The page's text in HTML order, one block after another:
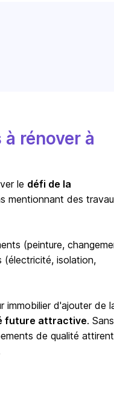
rénover à
le défi de la
mentionnant des
(peinture,
(électricité, isolation,
immobilier d'ajouter de
future attractive. Sans
de qualité attirent